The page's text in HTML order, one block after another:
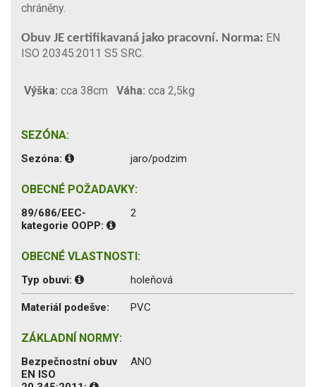
chráněny.
Obuv JE certifikavaná jako pracovní. Norma: EN
ISO 20345:2011 S5 SRC.
Výška: cca 38cm Váha: cca 2,5kg
SEZÓNA:
Sezóna: jaro/podzim
OBECNÉ POŽADAVKY:
89/686/EEC-
kategorie OOPP:
2
OBECNÉ VLASTNOSTI:
Typ obuvi: holeňová
Materiál podešve: PVC
ZÁKLADNÍ NORMY:
Bezpečnostní obuv
EN ISO
ANO